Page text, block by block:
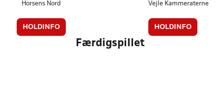
Horsens Nord
HOLDINFO
Vejle Kammeraterne
HOLDINFO
Færdigspillet